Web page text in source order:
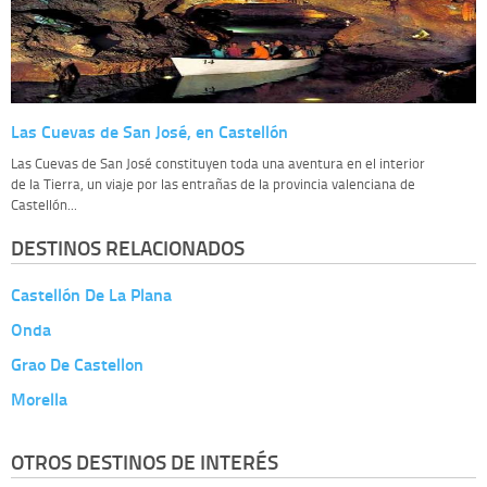
Las Cuevas de San José, en Castellón
Las Cuevas de San José constituyen toda una aventura en el interior
de la Tierra, un viaje por las entrañas de la provincia valenciana de
Castellón...
DESTINOS RELACIONADOS
Castellón De La Plana
Onda
Grao De Castellon
Morella
OTROS DESTINOS DE INTERÉS